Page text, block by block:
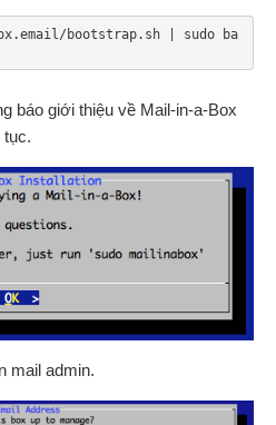
bootstrap.sh | sudo ba
báo giới thiệu về Mail-in-a-Box
tục.
mail admin.